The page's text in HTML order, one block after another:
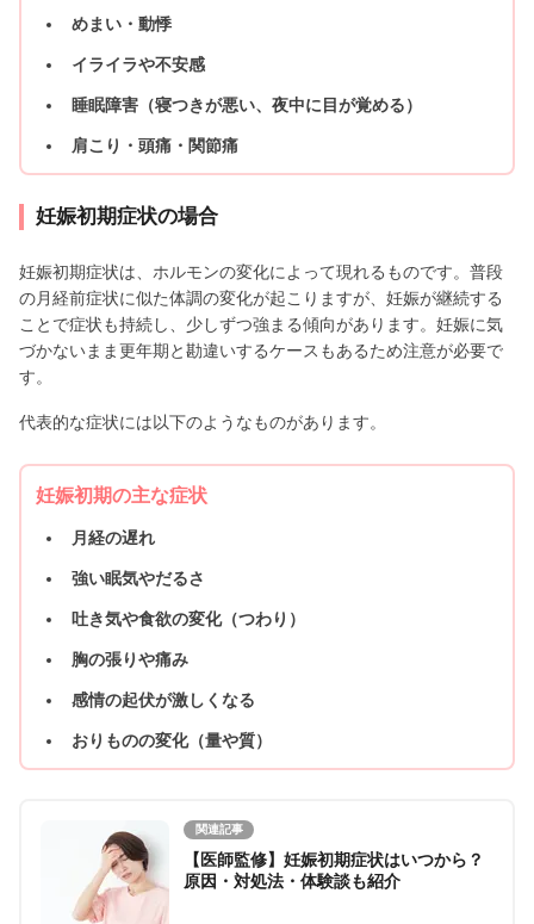
めまい・動悸
イライラや不安感
睡眠障害（寝つきが悪い、夜中に目が覚める）
肩こり・頭痛・関節痛
妊娠初期症状の場合
妊娠初期症状は、ホルモンの変化によって現れるものです。普段
の月経前症状に似た体調の変化が起こりますが、妊娠が継続する
ことで症状も持続し、少しずつ強まる傾向があります。妊娠に気
づかないまま更年期と勘違いするケースもあるため注意が必要で
す。
代表的な症状には以下のようなものがあります。
妊娠初期の主な症状
月経の遅れ
強い眠気やだるさ
吐き気や食欲の変化（つわり）
胸の張りや痛み
感情の起伏が激しくなる
おりものの変化（量や質）
関連記事
【医師監修】妊娠初期症状はいつから？
原因・対処法・体験談も紹介